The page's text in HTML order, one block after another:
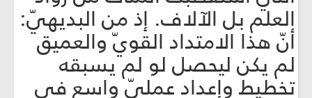
العلم بل الآلاف. إذ من البديهيّ:
أنّ هذا الامتداد القويّ والعميق
لم يكن ليحصل لو لم يسبقه
تخطيط وإعداد عمليّ واسع في